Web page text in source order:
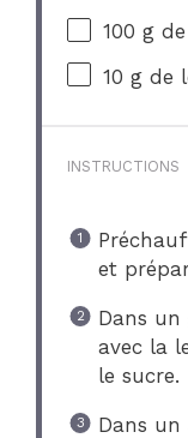
100 g
10 g de
INSTRUCTIONS
et
Dans
avec la
le sucre.
Dans